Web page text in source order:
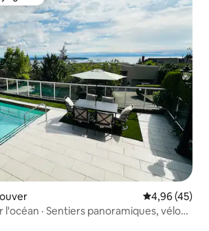
Évaluation
4,96 (45)
l'océan · Sentiers panoramiques, vélo